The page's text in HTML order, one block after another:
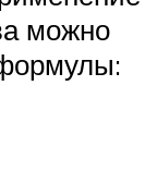
можно